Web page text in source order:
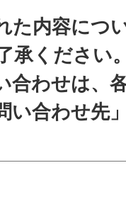
た内容につ
承ください
合わせは、
い合わせ先